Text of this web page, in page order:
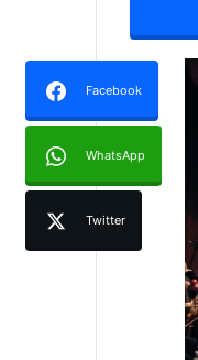
Facebook
WhatsApp
Twitter